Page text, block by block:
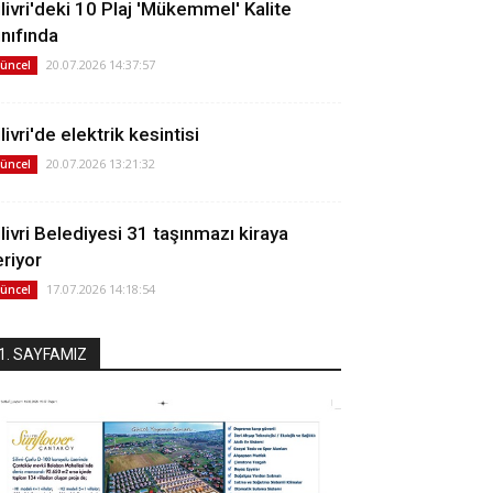
10 Plaj 'Mükemmel' Kalite
20.07.2026 14:37:57
elektrik kesintisi
20.07.2026 13:21:32
Belediyesi 31 taşınmazı kiraya
17.07.2026 14:18:54
1. SAYFAMIZ